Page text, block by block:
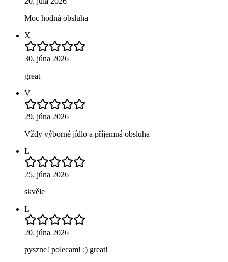
Moc hodná obsluha
X
30. júna 2026
great
V
29. júna 2026
Vždy výborné jídlo a příjemná obsluha
L
25. júna 2026
skvěle
L
20. júna 2026
pyszne! polecam! :) great!